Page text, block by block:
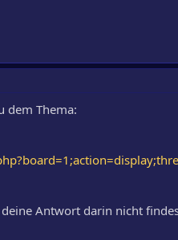
dem Thema:
Antwort darin nicht